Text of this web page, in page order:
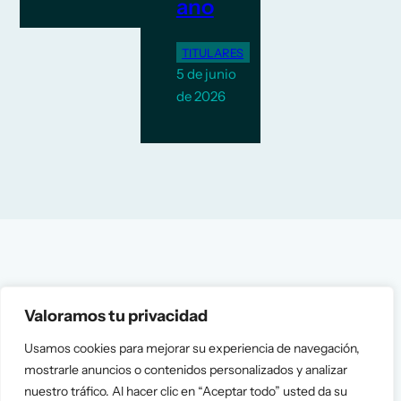
Valoramos tu privacidad
Usamos cookies para mejorar su experiencia de navegación,
mostrarle anuncios o contenidos personalizados y analizar
nuestro tráfico. Al hacer clic en “Aceptar todo” usted da su
ano
TITULARES
5 de junio
de 2026